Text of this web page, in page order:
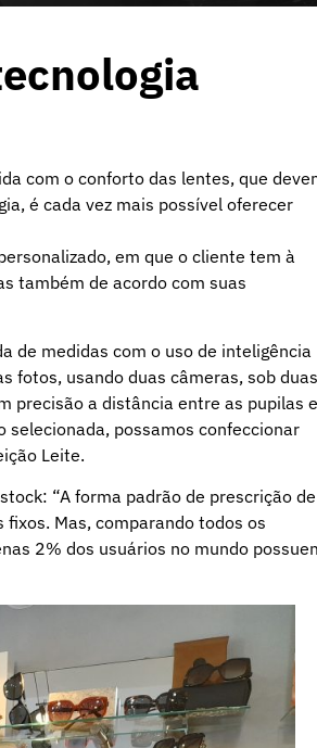
com o conforto das lentes, que
é cada vez mais possível oferecer
em que o cliente tem à
também de acordo com suas
de medidas com o uso de inteligência
fotos, usando duas câmeras, sob duas
precisão a distância entre as pupilas
possamos confeccionar
Leite.
“A forma padrão de prescrição de
Mas, comparando todos os
2% dos usuários no mundo